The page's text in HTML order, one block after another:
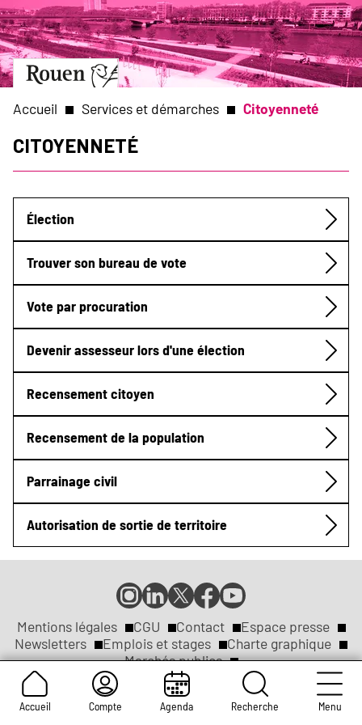
Aller
au
contenu
principal
Aller
à
page
d’accueil
Slide
1
of
1
Accueil Compte Agenda Recherche Menu
Fil
d'Ariane
Accueil Services et démarches Citoyenneté
Citoyenneté
Submenu
Élection
Trouver son bureau de vote
Vote par procuration
Devenir assesseur lors d'une élection
Recensement citoyen
Recensement de la population
Parrainage civil
Autorisation de sortie de territoire
Réseaux
sociaux
Compte
Instagram
de
la
ville
de
Rouen
Compte
LinkedIn
de
la
ville
Rouen
Compte
X
de
la
ville
de
Rouen
Page
Facebook
de
la
ville
Page
YouTube
de
la
ville
Rouen
Liens
légaux
Mentions légales CGU Contact
Espace presse
Newsletters
Emplois et stages
Charte graphique
Marchés publics
Accessibilité : partiellement conforme
Appels publics à concurrence
Arborescence du site